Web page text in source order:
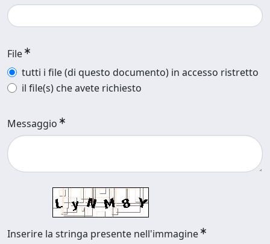
File
tutti i file (di questo documento) in accesso ristretto
il file(s) che avete richiesto
Messaggio
Inserire la stringa presente nell'immagine